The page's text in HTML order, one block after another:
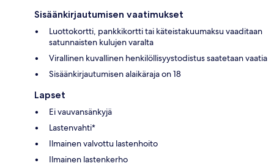
Sisäänkirjautumisen vaatimukset
Luottokortti, pankkikortti tai käteistakuumaksu vaaditaan
satunnaisten kulujen varalta
Virallinen kuvallinen henkilöllisyystodistus saatetaan vaatia
Sisäänkirjautumisen alaikäraja on 18
Lapset
Ei vauvansänkyjä
Lastenvahti*
Ilmainen valvottu lastenhoito
Ilmainen lastenkerho